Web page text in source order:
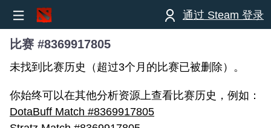
通过 Steam 登录
比赛 #8369917805
未找到比赛历史（超过3个月的比赛已被删除）。
你始终可以在其他分析资源上查看比赛历史，例如：
DotaBuff Match #8369917805